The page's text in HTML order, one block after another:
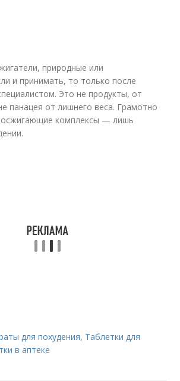
природные или
и принимать, то только после
Это не продукты, от
панацея от лишнего веса. Грамотно
комплексы — лишь
для похудения, Таблетки для
в аптеке